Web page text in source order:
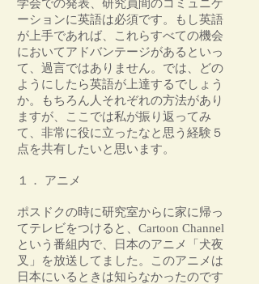
学会での発表、研究員間のコミュニケ
ーションに英語は必須です。もし英語
が上手であれば、これらすべての機会
においてアドバンテージがあるといっ
て、過言ではありません。では、どの
ようにしたら英語が上達するでしょう
か。もちろん人それぞれの方法があり
ますが、ここでは私が振り返ってみ
て、非常に役に立ったなと思う経験５
点を共有したいと思います。
１． アニメ
ポスドクの時に研究室からに家に帰っ
てテレビをつけると、Cartoon Channel
という番組内で、日本のアニメ「犬夜
叉」を放送してました。このアニメは
日本にいるときは知らなかったのです